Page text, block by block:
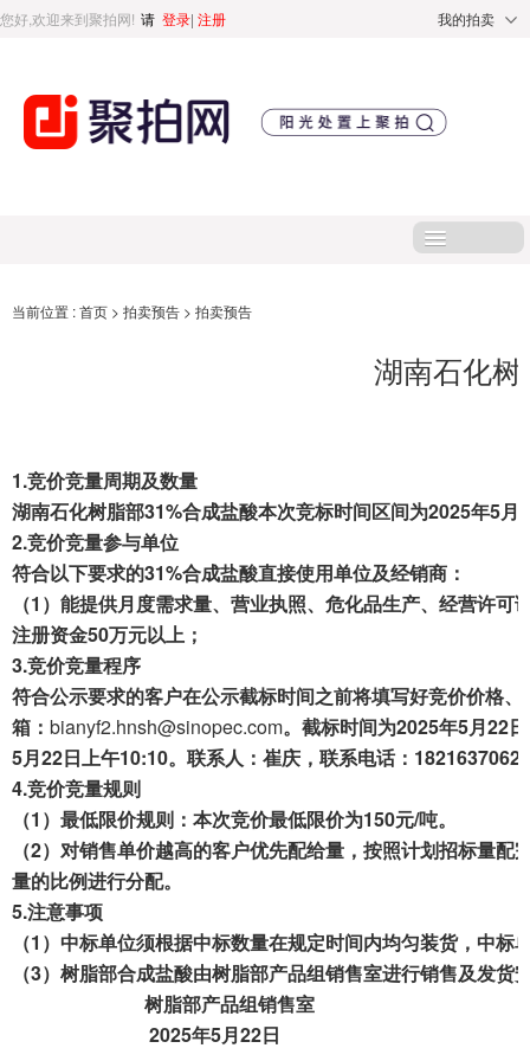
您好,欢迎来到聚拍网! 请 登录| 注册 我的拍卖
首页
打折资产
废钢行情
当前位置 :首页 > 拍卖预告 > 拍卖预告
湖南石化
1.竞价竞量周期及数量
湖南石化树脂部31%合成盐酸本次竞标时间区间为2025年5月
2.竞价竞量参与单位
符合以下要求的31%合成盐酸直接使用单位及经销商：
（1）能提供月度需求量、营业执照、危化品生产、 经营许可
注册资金50万元以上；
3.竞价竞量程序
符合公示要求的客户在公示截标时间之前将填写好竞价价格
箱： bianyf2.hnsh@sinopec.com。截标时间为2025年5月22
5月22日上午10:10。联系人 ： 崔庆 ， 联系电话：18216370623
4.竞价竞量规则
（1）最低限价规则： 本次竞价最低限价为150元/吨。
（2）对销售单价越高的客户优先配给量，按照计划招标量配
量的比例进行分配。
5.注意事项
（1 ）中标单位须根据中标数量在规定时间内均匀装货， 中标
（3）树脂部合成盐酸由树脂部产品组销售室进行销售及发货
树脂部产品组销售室
2025年5月22日